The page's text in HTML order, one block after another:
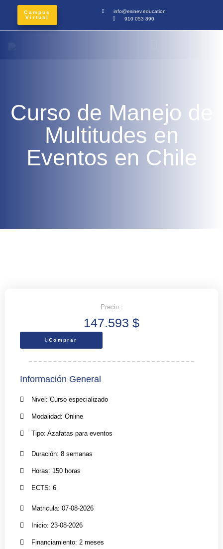
Campus
Virtual
info@esinev.education
910 053 890
Curso de Manejo de
Multitudes en
Eventos en Chile
Precio :
147.593 $
Comprar
Información General
Nivel: Curso especializado
Modalidad: Online
Tipo: Azafatas para eventos
Duración: 8 semanas
Horas: 150 horas
ECTS: 6
Matricula: 07-08-2026
Inicio: 23-08-2026
Financiamiento: 2 meses